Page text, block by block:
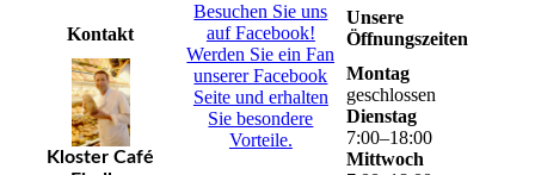
Kontakt
Kloster Café
Besuchen Sie uns
auf Facebook!
Werden Sie ein Fan
unserer Facebook
Seite und erhalten
Sie besondere
Vorteile.
Unsere
Öffnungszeiten
Montag
geschlossen
Dienstag
7:00–18:00
Mittwoch